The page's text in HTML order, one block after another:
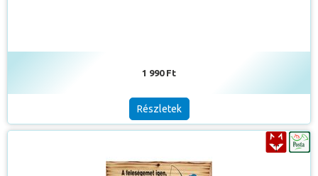
1 990 Ft
Részletek